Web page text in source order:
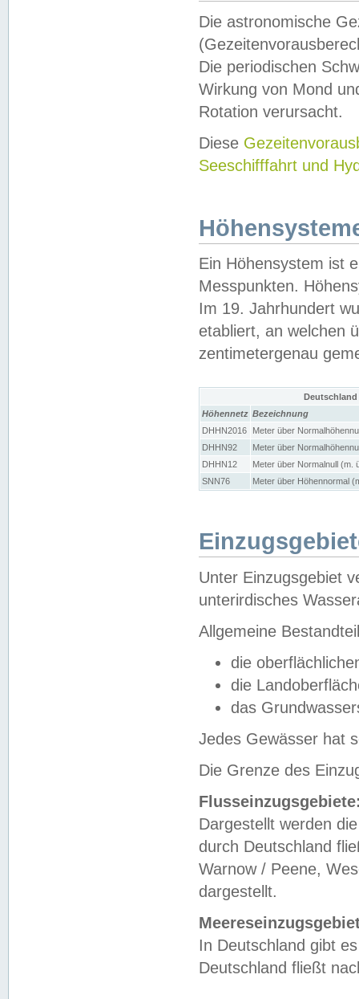
Die astronomische
Die periodischen
Wirkung von Mond
Rotation verursacht.
Diese
Seeschifffahrt und
Ein Höhensystem ist
Messpunkten.
Im 19. Jahrhundert
etabliert, an welchen
zentimetergenau
Höhennetz Bezeichnung
DHHN2016
Meter über
DHHN92
Meter über
DHHN12
Meter über Normalnull (m.
SNN76
Meter über Höhennormal
Unter Einzugsgebiet
unterirdisches
Allgemeine
die
die
das
Jedes Gewässer hat
Die Grenze des
Dargestellt werden
durch Deutschland
Warnow / Peene,
dargestellt.
In Deutschland gibt
Deutschland fließt